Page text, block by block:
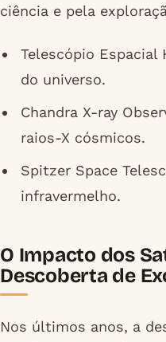
ciência e pela
Telescópio Espacial
do universo.
Chandra X-ray
raios-X cósmicos.
Spitzer Space
infravermelho.
O Impacto dos
Descoberta de
Nos últimos anos, a